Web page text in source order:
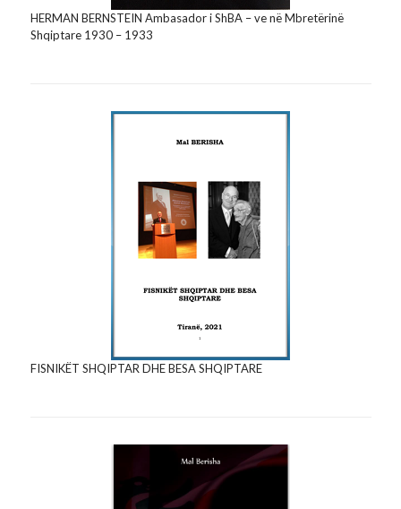
HERMAN BERNSTEIN Ambasador i ShBA – ve në Mbretërinë
Shqiptare 1930 – 1933
FISNIKËT SHQIPTAR DHE BESA SHQIPTARE